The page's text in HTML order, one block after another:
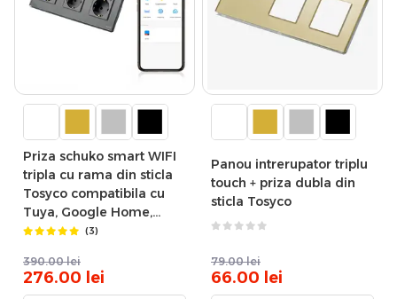
Priza schuko smart WIFI
tripla cu rama din sticla
Tosyco compatibila cu
Tuya, Google Home,
Amazon Alexa
(3)
390.00 lei
276.00 lei
Panou intrerupator triplu
touch + priza dubla din
sticla Tosyco
79.00 lei
66.00 lei